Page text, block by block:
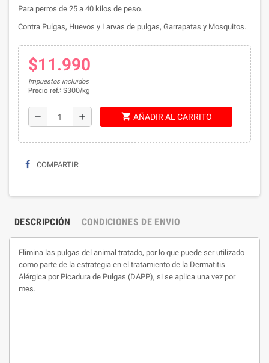
Para perros de 25 a 40 kilos de peso.
Contra Pulgas, Huevos y Larvas de pulgas, Garrapatas y Mosquitos.
$11.990
Impuestos incluidos
Precio ref.: $300/kg
remove add shopping_cart AÑADIR AL CARRITO
COMPARTIR
DESCRIPCIÓN CONDICIONES DE ENVIO
Elimina las pulgas del animal tratado, por lo que puede ser utilizado
como parte de la estrategia en el tratamiento de la Dermatitis
Alérgica por Picadura de Pulgas (DAPP), si se aplica una vez por
mes.